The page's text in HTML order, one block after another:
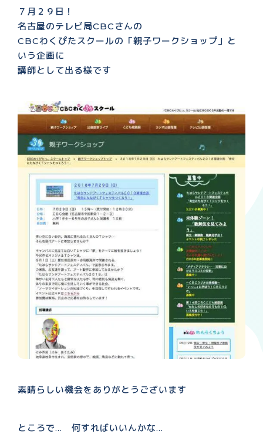
７月２９日！
名古屋のテレビ局CBCさんの
CBCわくぴたスクールの「親子ワークショップ」と
いう企画に
講師として出る様です
素晴らしい機会をありがとうございます
ところで… 何すればいいんかな…